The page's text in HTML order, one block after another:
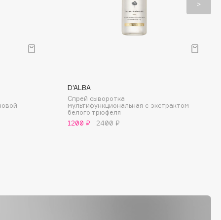
D'ALBA
Спрей сыворотка
мультифункциональная с экстрактом
белого трюфеля
1200 ₽
2400 ₽